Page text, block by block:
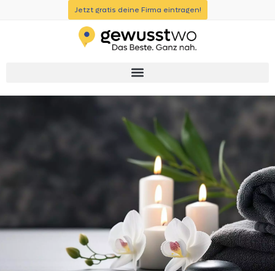
Jetzt gratis deine Firma eintragen!